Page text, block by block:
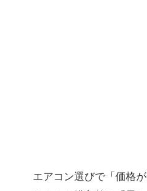
エアコン選びで「価格